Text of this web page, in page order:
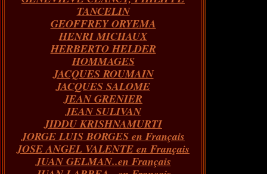
TANCELIN
GEOFFREY ORYEMA
HENRI MICHAUX
HERBERTO HELDER
HOMMAGES
JACQUES ROUMAIN
JACQUES SALOME
JEAN GRENIER
JEAN SULIVAN
JIDDU KRISHNAMURTI
JORGE LUIS BORGES en Français
JOSE ANGEL VALENTE en Français
JUAN GELMAN..en Français